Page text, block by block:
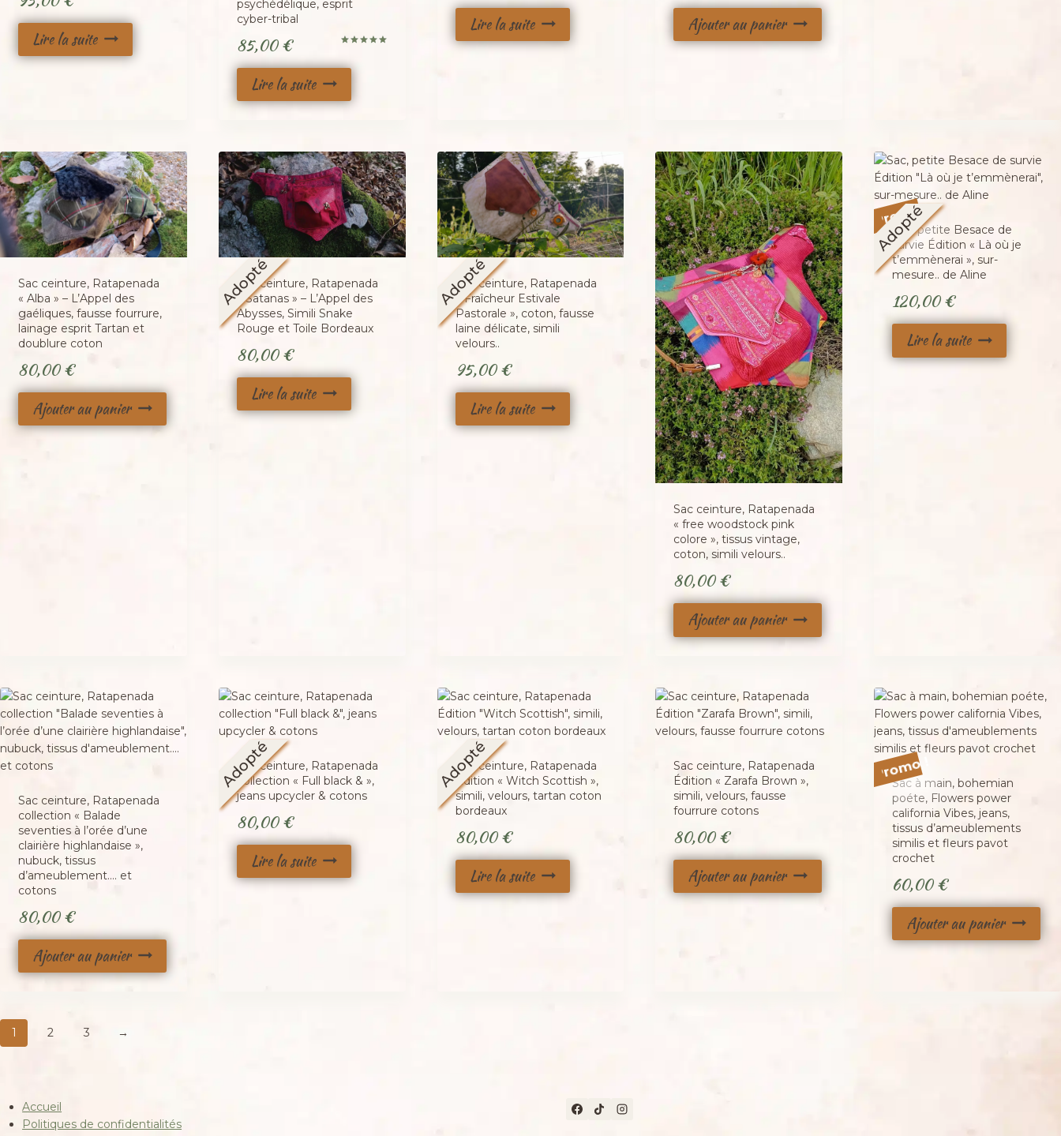
Lire la suite
psychédélique, esprit
cyber-tribal
5.00
sur 5
85,00€
Lire la suite
Lire la suite Ajouter au panier
Sac ceinture, Ratapenada
« Alba » – L’Appel des
gaéliques, fausse fourrure,
lainage esprit Tartan et
doublure coton
80,00€
Ajouter au panier
Adopté
Sac ceinture, Ratapenada
« Satanas » – L’Appel des
Abysses, Simili Snake
Rouge et Toile Bordeaux
80,00€
Lire la suite
Adopté
Sac ceinture, Ratapenada
« Fraîcheur Estivale
Pastorale », coton, fausse
laine délicate, simili
velours..
95,00€
Lire la suite
Sac ceinture, Ratapenada
« free woodstock pink
colore », tissus vintage,
coton, simili velours..
80,00€
Ajouter au panier
Promo !
Adopté
Sac, petite Besace de
survie Édition « Là où je
t’emmènerai », sur-
mesure.. de Aline
120,00€
Lire la suite
Sac ceinture, Ratapenada
collection « Balade
seventies à l’orée d’une
clairière highlandaise »,
nubuck, tissus
d’ameublement…. et
cotons
80,00€
Ajouter au panier
Adopté
Sac ceinture, Ratapenada
collection « Full black & »,
jeans upcycler & cotons
80,00€
Lire la suite
Adopté
Sac ceinture, Ratapenada
Édition « Witch Scottish »,
simili, velours, tartan coton
bordeaux
80,00€
Lire la suite
Sac ceinture, Ratapenada
Édition « Zarafa Brown »,
simili, velours, fausse
fourrure cotons
80,00€
Ajouter au panier
Promo !
Sac à main, bohemian
poéte, Flowers power
california Vibes, jeans,
tissus d’ameublements
similis et fleurs pavot
crochet
60,00€
Ajouter au panier
1 2 3 →
Accueil
Politiques de confidentialités